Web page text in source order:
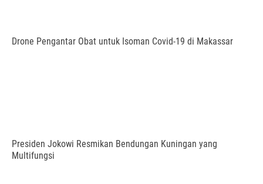
Drone Pengantar Obat untuk Isoman Covid-19 di Makassar
Presiden Jokowi Resmikan Bendungan Kuningan yang
Multifungsi